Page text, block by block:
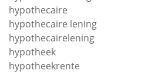
hypothecaire
hypothecaire lening
hypothecairelening
hypotheek
hypotheekrente